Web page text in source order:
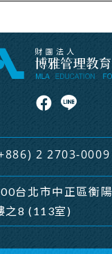
2 2703-0009
台北市中正區衡
之8 (113室)